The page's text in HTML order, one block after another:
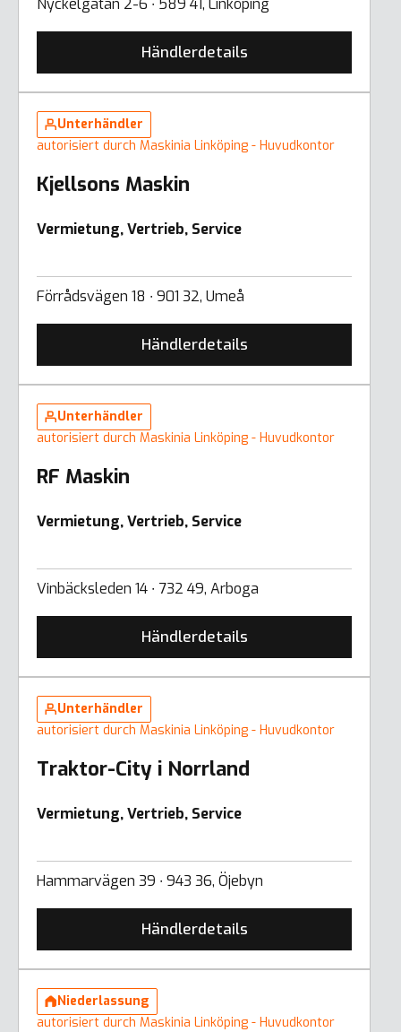
Händlerdetails
Unterhändler
autorisiert durch Maskinia Linköping - Huvudkontor
Kjellsons Maskin
Vermietung, Vertrieb, Service
Förrådsvägen 18 ∙ 901 32, Umeå
Händlerdetails
Unterhändler
autorisiert durch Maskinia Linköping - Huvudkontor
RF Maskin
Vermietung, Vertrieb, Service
Vinbäcksleden 14 ∙ 732 49, Arboga
Händlerdetails
Unterhändler
autorisiert durch Maskinia Linköping - Huvudkontor
Traktor-City i Norrland
Vermietung, Vertrieb, Service
Hammarvägen 39 ∙ 943 36, Öjebyn
Händlerdetails
Niederlassung
autorisiert durch Maskinia Linköping - Huvudkontor